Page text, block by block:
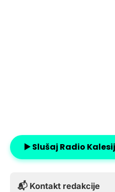
▶️ Slušaj Radio
📬 Kontakt redakcije